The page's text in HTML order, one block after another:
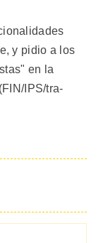
y pidio a los
en la
IPS/tra-